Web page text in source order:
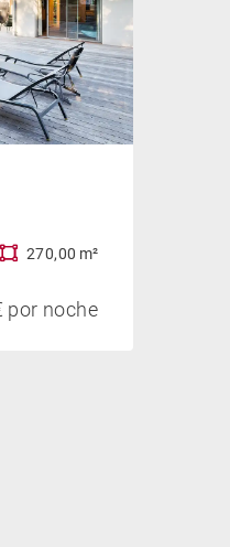
270,00 m²
por noche